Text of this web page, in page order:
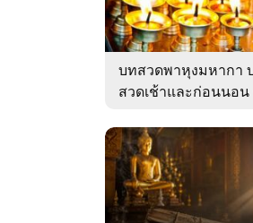
บทสวดพาหุงมหากา
สวดเช้าและก่อนนอ